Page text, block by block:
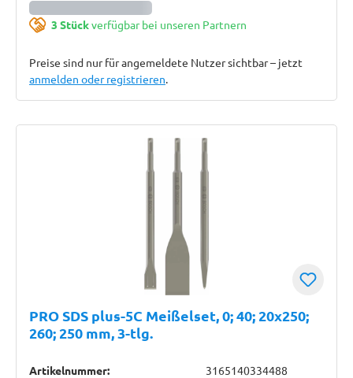
3 Stückverfügbar bei unseren Partnern
Preise sind nur für angemeldete Nutzer sichtbar – jetzt
anmelden oder registrieren.
PRO SDS plus-5C Meißelset, 0; 40; 20x250;
260; 250 mm, 3-tlg.
Artikelnummer: 3165140334488